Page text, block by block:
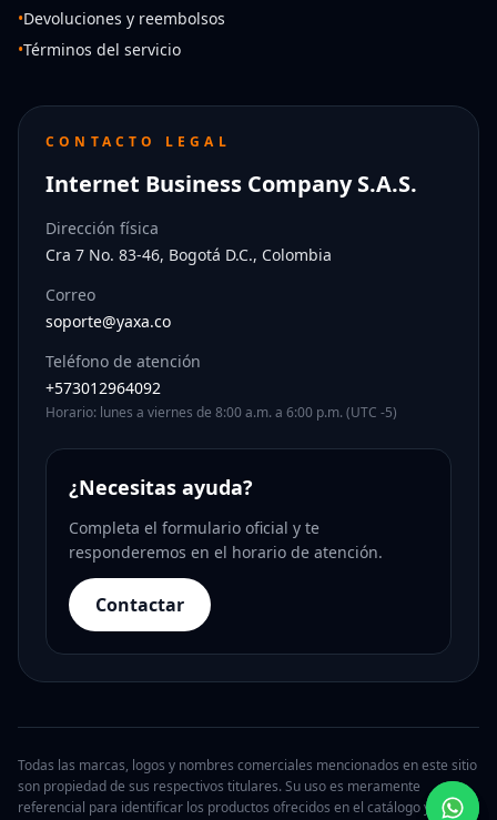
•Devoluciones y reembolsos
•Términos del servicio
CONTACTO LEGAL
Internet Business Company S.A.S.
Dirección física
Cra 7 No. 83-46, Bogotá D.C., Colombia
Correo
soporte@yaxa.co
Teléfono de atención
+573012964092
Horario: lunes a viernes de 8:00 a.m. a 6:00 p.m. (UTC -5)
¿Necesitas ayuda?
Completa el formulario oficial y te
responderemos en el horario de atención.
Contactar
Todas las marcas, logos y nombres comerciales mencionados en este sitio
son propiedad de sus respectivos titulares. Su uso es meramente
referencial para identificar los productos ofrecidos en el catálogo y no